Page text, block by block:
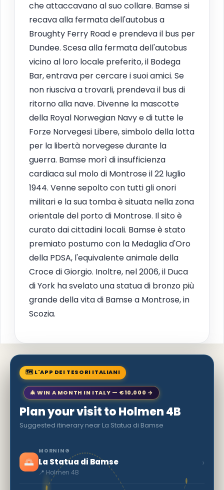
che attaccavano al suo collare. Bamse si
recava alla fermata dell'autobus a
Broughty Ferry Road e prendeva il bus per
Dundee. Scesa alla fermata dell'autobus
vicino al loro locale preferito, il Bodega
Bar, entrava per cercare i suoi amici. Se
non riusciva a trovarli, prendeva il bus di
ritorno alla nave. Divenne la mascotte
della Royal Norwegian Navy e di tutte le
Forze Norvegesi Libere, simbolo della lotta
per la libertà norvegese durante la
guerra. Bamse morì di insufficienza
cardiaca sul molo di Montrose il 22 luglio
1944. Venne sepolto con tutti gli onori
militari e la sua tomba è situata nella zona
orientale del porto di Montrose. Il sito è
curato dai cittadini locali. Bamse è stato
premiato postumo con la Medaglia d'Oro
della PDSA, l'equivalente animale della
Croce di Giorgio. Inoltre, nel 2006, il Duca
di York ha svelato una statua di bronzo più
grande della vita di Bamse a Montrose, in
Scozia.
🗺 L'APP DEI TESORI ITALIANI
🎄 WIN A MONTH IN ITALY — €10,000 →
Plan your visit to Holmen 4B
Suggested itinerary near La Statua di Bamse
🌅
MORNING
La Statua di Bamse
📍 Holmen 4B
›